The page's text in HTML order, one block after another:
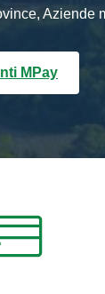
Aziende
MPay